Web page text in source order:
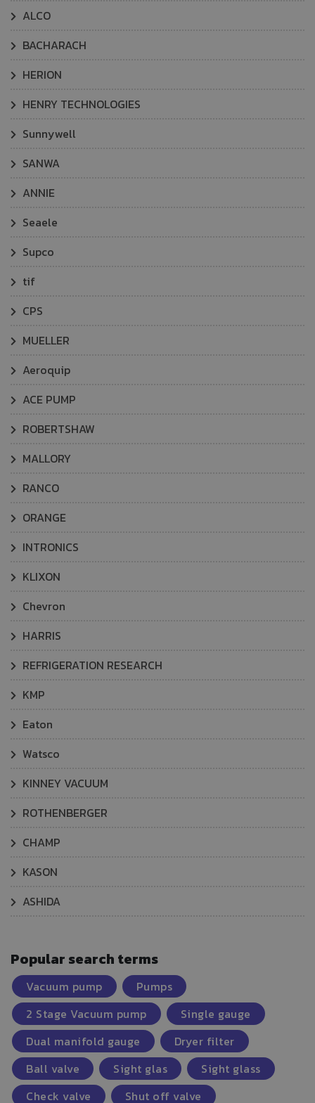
ALCO
BACHARACH
HERION
HENRY TECHNOLOGIES
Sunnywell
SANWA
ANNIE
Seaele
Supco
tif
CPS
MUELLER
Aeroquip
ACE PUMP
ROBERTSHAW
MALLORY
RANCO
ORANGE
INTRONICS
KLIXON
Chevron
HARRIS
REFRIGERATION RESEARCH
KMP
Eaton
Watsco
KINNEY VACUUM
ROTHENBERGER
CHAMP
KASON
ASHIDA
Popular search terms
Vacuum pump
Pumps
2 Stage Vacuum pump
Single gauge
Dual manifold gauge
Dryer filter
Ball valve
Sight glas
Sight glass
Check valve
Shut off valve